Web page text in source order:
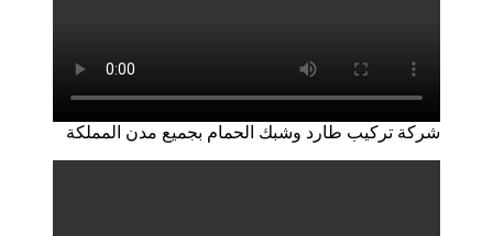
شركة تركيب طارد وشبك الحمام بجميع مدن المملكة